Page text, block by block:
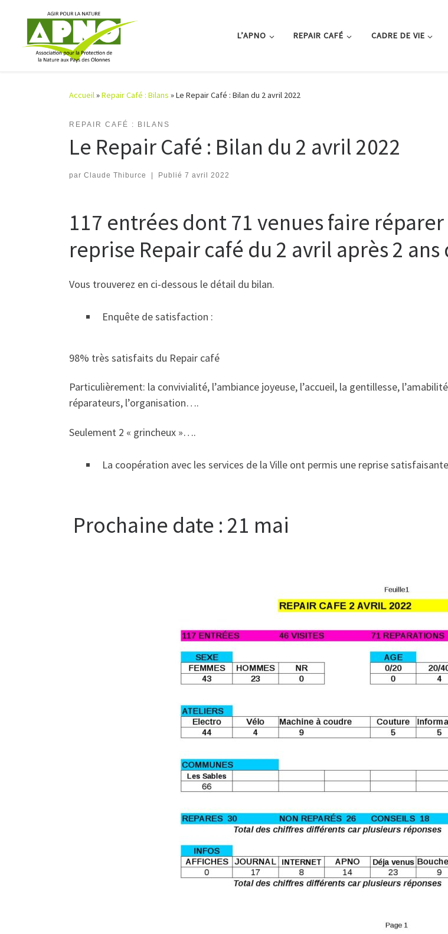
Passer au contenu
L’APNO REPAIR CAFÉ CADRE DE VIE
Accueil»Repair Café : Bilans »Le Repair Café : Bilan du 2 avril 2022
REPAIR CAFÉ : BILANS
Le Repair Café : Bilan du 2 avril 2022
par Claude Thiburce Publié 7 avril 2022
117 entrées dont 71 venues faire
reprise Repair café du 2 avril après 2 ans
Vous trouverez en ci-dessous le détail du bilan.
Enquête de satisfaction :
98% très satisfaits du Repair café
Particulièrement: la convivialité, l’ambiance joyeuse, l’accueil, la gentillesse,
réparateurs, l’organisation….
Seulement 2 « grincheux »….
La coopération avec les services de la Ville ont permis une reprise satisfaisante
Prochaine date : 21 mai